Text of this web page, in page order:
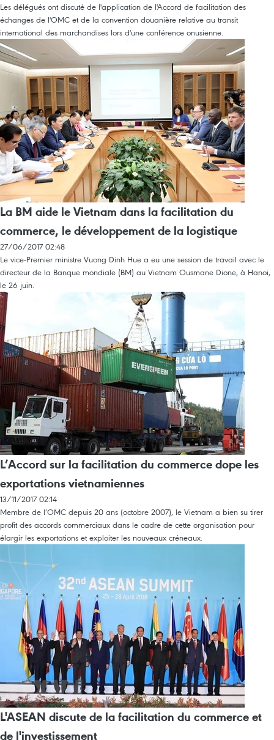
Les délégués ont discuté de l'application de l'Accord de facilitation des
échanges de l'OMC et de la convention douanière relative au transit
international des marchandises lors d'une conférence onusienne.
La BM aide le Vietnam dans la facilitation du
commerce, le développement de la logistique
27/06/2017 02:48
Le vice-Premier ministre Vuong Dinh Hue a eu une session de travail avec le
directeur de la Banque mondiale (BM) au Vietnam Ousmane Dione, à Hanoi,
le 26 juin.
L’Accord sur la facilitation du commerce dope les
exportations vietnamiennes
13/11/2017 02:14
Membre de l’OMC depuis 20 ans (octobre 2007), le Vietnam a bien su tirer
profit des accords commerciaux dans le cadre de cette organisation pour
élargir les exportations et exploiter les nouveaux créneaux.
L'ASEAN discute de la facilitation du commerce et
de l'investissement